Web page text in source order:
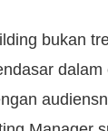
bukan
dalam